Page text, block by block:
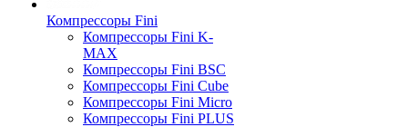
Компрессоры Fini
Компрессоры Fini K-
MAX
Компрессоры Fini BSC
Компрессоры Fini Cube
Компрессоры Fini Micro
Компрессоры Fini PLUS